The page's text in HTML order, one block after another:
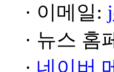
· 이메일:
· 뉴스 홈
· 네이버